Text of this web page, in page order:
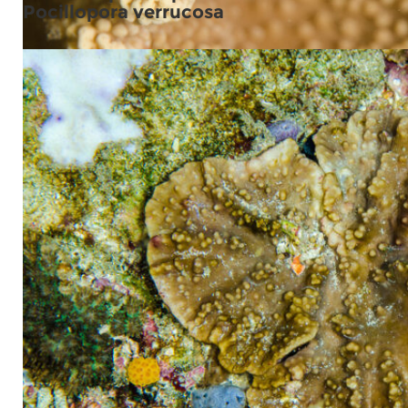
Sinularia pocilloporaeformis dans le même environnement.
Pocillopora verrucosa